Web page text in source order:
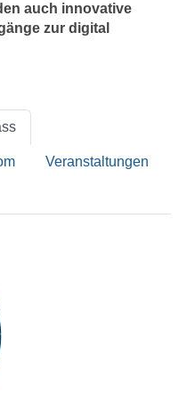
auch innovative
zur digital
Veranstaltungen